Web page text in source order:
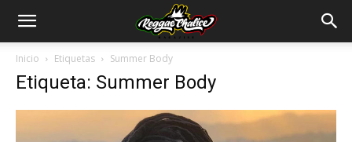
Inicio Etiquetas Summer Body
Etiqueta: Summer Body